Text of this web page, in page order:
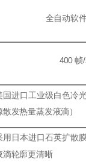
全自动软
400 帧
国进口工业级白色冷
散发热量蒸发液滴）
用日本进口石英扩散
滴轮廓更清晰